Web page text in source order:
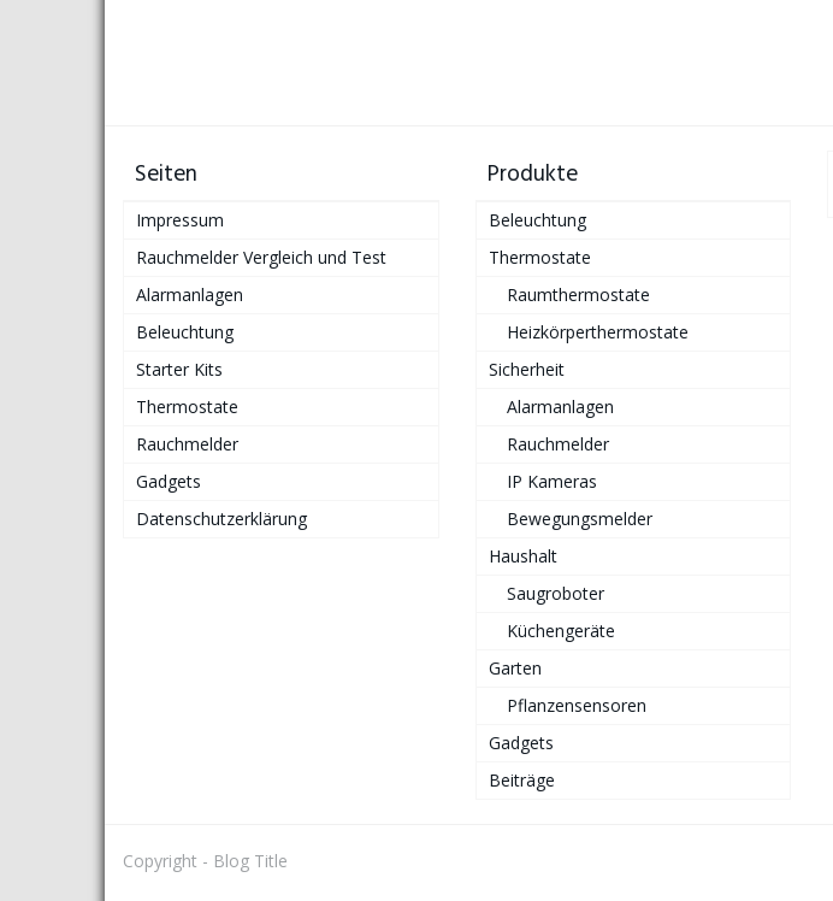
Seiten
Impressum
Rauchmelder Vergleich und Test
Alarmanlagen
Beleuchtung
Starter Kits
Thermostate
Rauchmelder
Gadgets
Datenschutzerklärung
Produkte
Beleuchtung
Thermostate
Raumthermostate
Heizkörperthermostate
Sicherheit
Alarmanlagen
Rauchmelder
IP Kameras
Bewegungsmelder
Haushalt
Saugroboter
Küchengeräte
Garten
Pflanzensensoren
Gadgets
Beiträge
Copyright - Blog Title